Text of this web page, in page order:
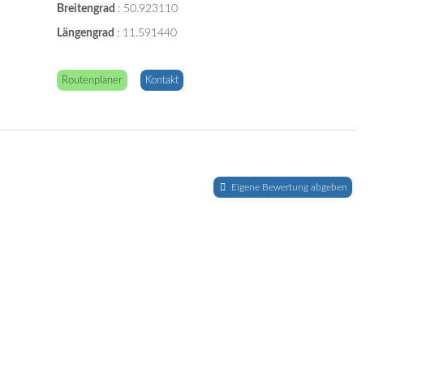
Breitengrad : 50.923110
Längengrad : 11.591440
Routenplaner Kontakt
Eigene Bewertung abgeben